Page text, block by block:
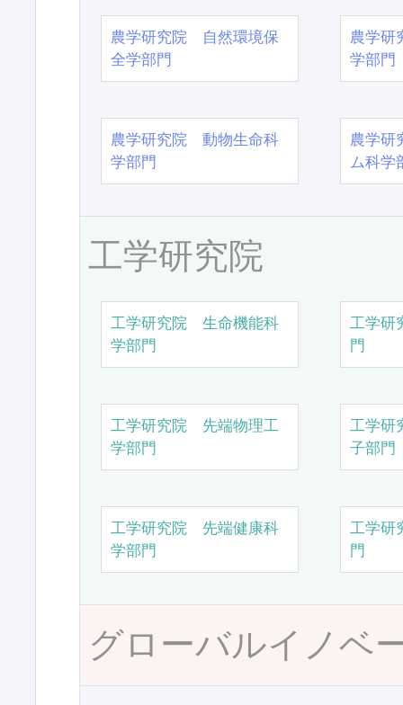
農学研究院 自然環境保
全学部門
農学
学部門
農学研究院 動物生命科
学部門
農学
ム科学
工学研究院
工学研究院 生命機能科
学部門
工学研
門
工学研究院 先端物理工
学部門
工学研
子部門
工学研究院 先端健康科
学部門
工学研
門
グローバルイノベ